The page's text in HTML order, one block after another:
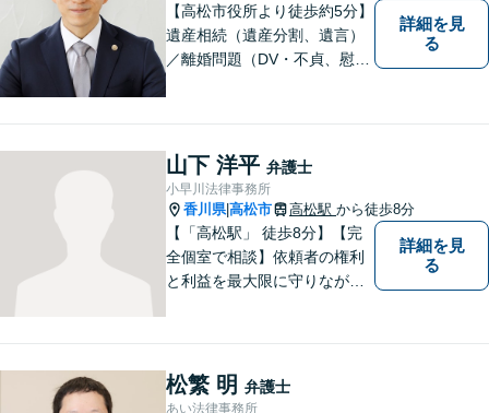
【高松市役所より徒歩約5分】
遺産相続（遺産分割、遺言）
／離婚問題（DV・不貞、慰謝
高いリーガルサービスをご提
供します。
詳細を見
る
山下 洋平 弁護士
小早川法律事務所
香川県|高松市 高松駅 から徒歩8分
【「高松駅」 徒歩8分】【完
全個室で相談】依頼者の権利
と利益を最大限に守りなが
見出すお手伝いができれば、
幸いです。お気軽にご相談く
詳細を見
る
松繁 明 弁護士
あい法律事務所